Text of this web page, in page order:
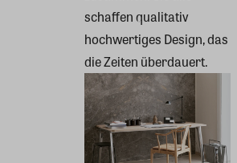
schaffen qualitativ
hochwertiges Design, das
die Zeiten überdauert.